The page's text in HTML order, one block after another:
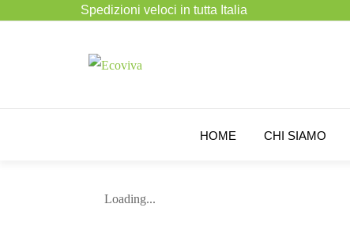
Spedizioni veloci in tutta Italia
HOME CHI SIAMO
Loading...